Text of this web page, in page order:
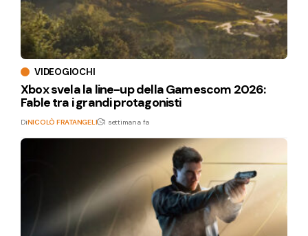
VIDEOGIOCHI
Xbox svela la line-up della Gamescom 2026:
Fable tra i grandi protagonisti
DiNICOLÒ FRATANGELI 1 settimana fa